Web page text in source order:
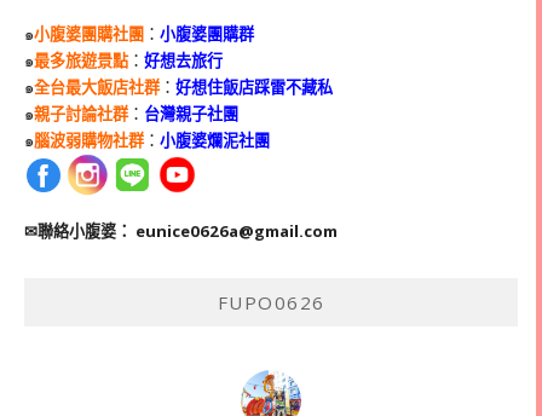
๑小腹婆團購社團 ： 小腹婆團購群
๑最多旅遊景點： 好想去旅行
๑全台最大飯店社群： 好想住飯店踩雷不藏私
๑親子討論社群： 台灣親子社團
๑腦波弱購物社群： 小腹婆爛泥社團
✉聯絡小腹婆： eunice0626a@gmail.com
FUPO0626